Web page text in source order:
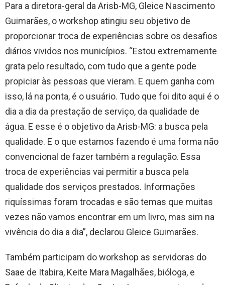
Para a diretora-geral da Arisb-MG, Gleice Nascimento
Guimarães, o workshop atingiu seu objetivo de
proporcionar troca de experiências sobre os desafios
diários vividos nos municípios. “Estou extremamente
grata pelo resultado, com tudo que a gente pode
propiciar às pessoas que vieram. E quem ganha com
isso, lá na ponta, é o usuário. Tudo que foi dito aqui é o
dia a dia da prestação de serviço, da qualidade de
água. E esse é o objetivo da Arisb-MG: a busca pela
qualidade. E o que estamos fazendo é uma forma não
convencional de fazer também a regulação. Essa
troca de experiências vai permitir a busca pela
qualidade dos serviços prestados. Informações
riquíssimas foram trocadas e são temas que muitas
vezes não vamos encontrar em um livro, mas sim na
vivência do dia a dia”, declarou Gleice Guimarães.
Também participam do workshop as servidoras do
Saae de Itabira, Keite Mara Magalhães, bióloga, e